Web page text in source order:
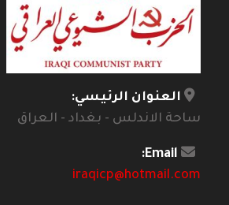
العنوان الرئيسي:
ساحة الاندلس - بغداد - العراق
Email:
iraqicp@hotmail.com